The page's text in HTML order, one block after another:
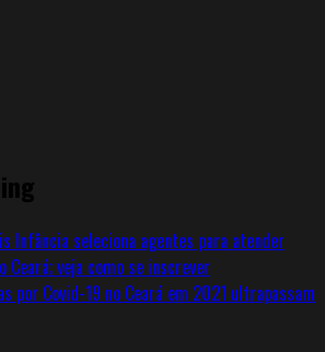
Infância seleciona agentes para atender
veja como se inscrever
por Covid-19 no Ceará em 2021 ultrapassam